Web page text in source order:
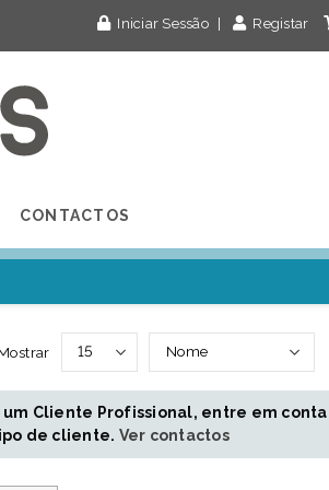
Iniciar Sessão Registar
CONTACTOS
Cliente Profissional, entre em
de cliente. Ver contactos